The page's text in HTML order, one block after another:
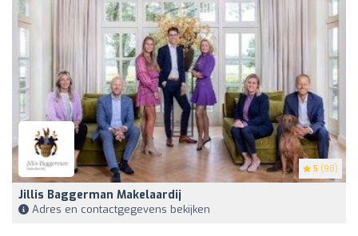
5 (98)
Jillis Baggerman Makelaardij
Adres en contactgegevens bekijken